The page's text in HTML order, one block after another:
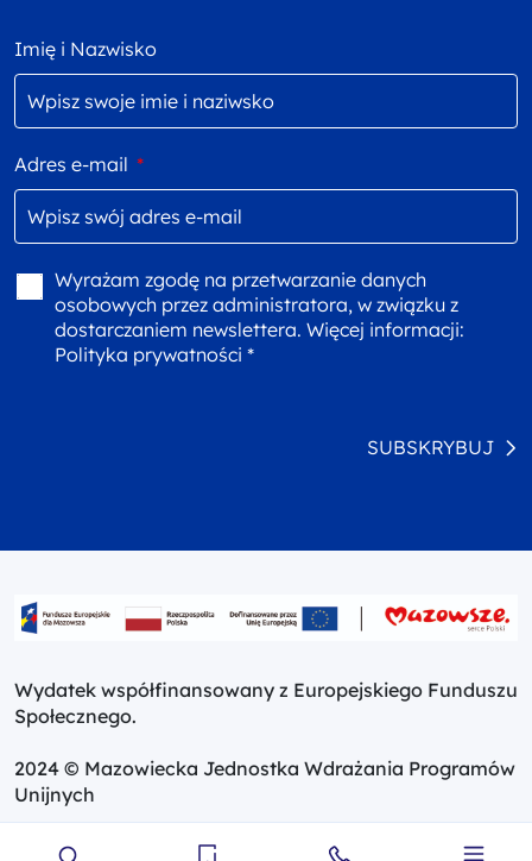
Imię i Nazwisko
Adres e-mail *
Wyrażam zgodę na przetwarzanie danych
osobowych przez administratora, w związku z
dostarczaniem newslettera. Więcej informacji:
Polityka prywatności *
SUBSKRYBUJ
Wydatek współfinansowany z Europejskiego Funduszu
Społecznego.
2024 © Mazowiecka Jednostka Wdrażania Programów
Unijnych